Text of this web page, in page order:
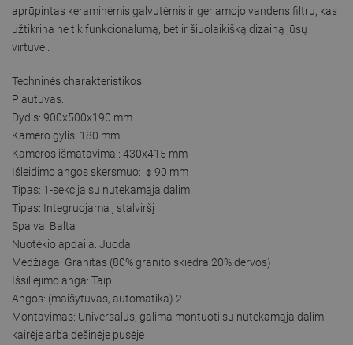
aprūpintas keraminėmis galvutėmis ir geriamojo vandens filtru, kas
užtikrina ne tik funkcionalumą, bet ir šiuolaikišką dizainą jūsų
virtuvei.
Techninės charakteristikos:
Plautuvas:
Dydis: 900x500x190 mm
Kamero gylis: 180 mm
Kameros išmatavimai: 430x415 mm
Išleidimo angos skersmuo: ￠90 mm
Tipas: 1-sekcija su nutekamąja dalimi
Tipas: Integruojama į stalviršį
Spalva: Balta
Nuotėkio apdaila: Juoda
Medžiaga: Granitas (80% granito skiedra 20% dervos)
Išsiliejimo anga: Taip
Angos: (maišytuvas, automatika) 2
Montavimas: Universalus, galima montuoti su nutekamąja dalimi
kairėje arba dešinėje pusėje